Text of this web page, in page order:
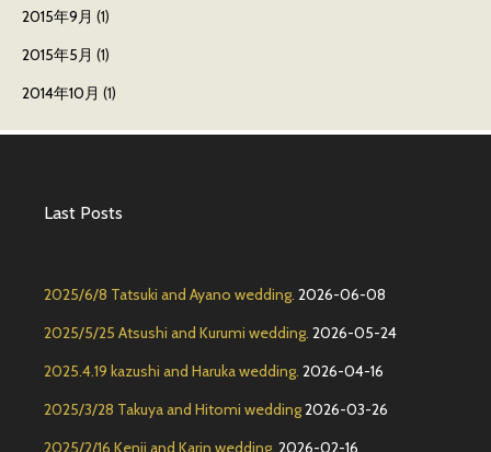
2015年9月 (1)
2015年5月 (1)
2014年10月 (1)
Last Posts
2025/6/8 Tatsuki and Ayano wedding. 2026-06-08
2025/5/25 Atsushi and Kurumi wedding. 2026-05-24
2025.4.19 kazushi and Haruka wedding. 2026-04-16
2025/3/28 Takuya and Hitomi wedding2026-03-26
2025/2/16 Kenji and Karin wedding. 2026-02-16